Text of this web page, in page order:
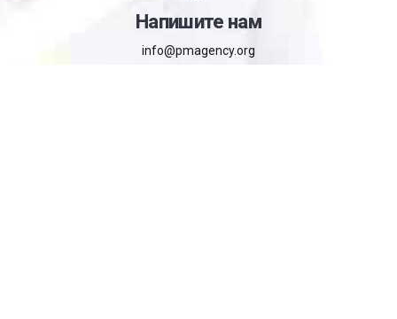
Напишите нам
info@pmagency.org